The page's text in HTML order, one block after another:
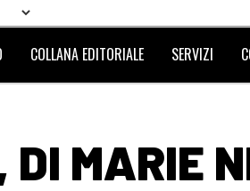
COLLANA EDITORIALE SERVIZI
MARIE